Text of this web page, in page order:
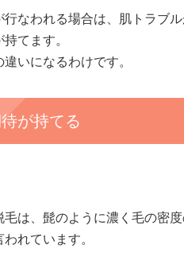
行なわれる場合は、肌トラブ
てます。
いになるわけです。
が持てる
は、髭のように濃く毛の密
れています。